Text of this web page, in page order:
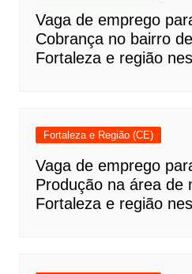
Vaga de emprego
Cobrança no bairro
Fortaleza e região
Fortaleza e Região (CE)
Vaga de emprego
Produção na área de
Fortaleza e região